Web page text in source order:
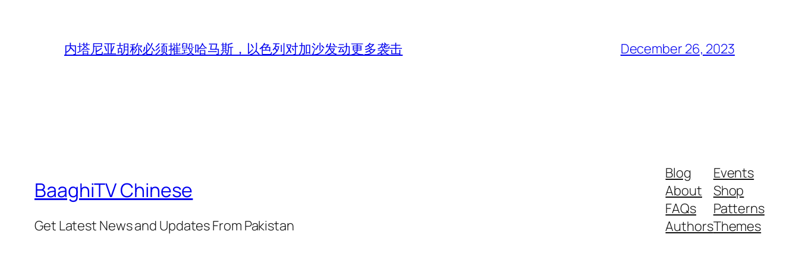
内塔尼亚胡称必须摧毁哈马斯，以色列对加沙发动更多袭击 December 26, 2023
BaaghiTV Chinese
Get Latest News and Updates From Pakistan
Blog
About
FAQs
Authors
Events
Shop
Patterns
Themes